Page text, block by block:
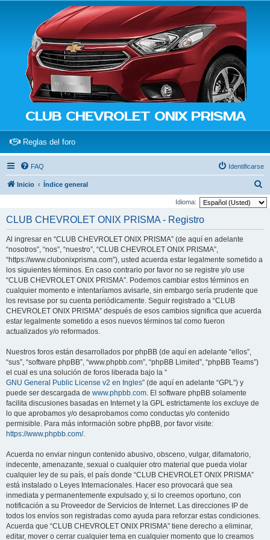
CLUB CHEVROLET ONIX PRISMA
Reglas del foro(Opens a new tab)
FAQ Identificarse
Inicio Índice general
u
Idioma:
CLUB CHEVROLET ONIX PRISMA - Registro
Al ingresar en “CLUB CHEVROLET ONIX PRISMA” (de aquí en adelante
“nosotros”, “nos”, “nuestro”, “CLUB CHEVROLET ONIX PRISMA”,
“https://www.clubonixprisma.com”), usted acuerda estar legalmente sometido a
los siguientes términos. En caso contrario por favor no se registre y/o use
“CLUB CHEVROLET ONIX PRISMA”. Podemos cambiar estos términos en
cualquier momento e intentaríamos avisarle, sin embargo sería prudente que
los revisase por su cuenta periódicamente. Seguir registrado a “CLUB
CHEVROLET ONIX PRISMA” después de esos cambios significa que acuerda
estar legalmente sometido a esos nuevos términos tal como fueron
actualizados y/o reformados.
Nuestros foros están desarrollados por phpBB (de aquí en adelante “ellos”,
“sus”, “software phpBB”, “www.phpbb.com”, “phpBB Limited”, “phpBB Teams”)
el cual es una solución de foros liberada bajo la “
GNU General Public License v2 en Ingles” (de aquí en adelante “GPL”) y
puede ser descargada de www.phpbb.com. El software phpBB solamente
facilita discusiones basadas en Internet y la GPL estrictamente los excluye de
lo que aprobamos y/o desaprobamos como conductas y/o contenido
permisible. Para más información sobre phpBB, por favor visite:
https://www.phpbb.com/.
Acuerda no enviar ningun contenido abusivo, obsceno, vulgar, difamatorio,
indecente, amenazante, sexual o cualquier otro material que pueda violar
cualquier ley de su país, el país donde “CLUB CHEVROLET ONIX PRISMA”
está instalado o Leyes Internacionales. Hacer eso provocará que sea
inmediata y permanentemente expulsado y, si lo creemos oportuno, con
notificación a su Proveedor de Servicios de Internet. Las direcciones IP de
todos los envíos son registradas como ayuda para reforzar estas condiciones.
Acuerda que “CLUB CHEVROLET ONIX PRISMA” tiene derecho a eliminar,
editar, mover o cerrar cualquier tema en cualquier momento que lo creamos